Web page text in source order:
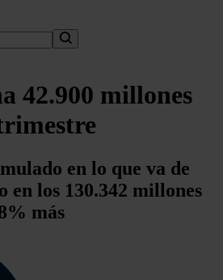
42.900 millones
en lo que va de
en los 130.342 millones
más